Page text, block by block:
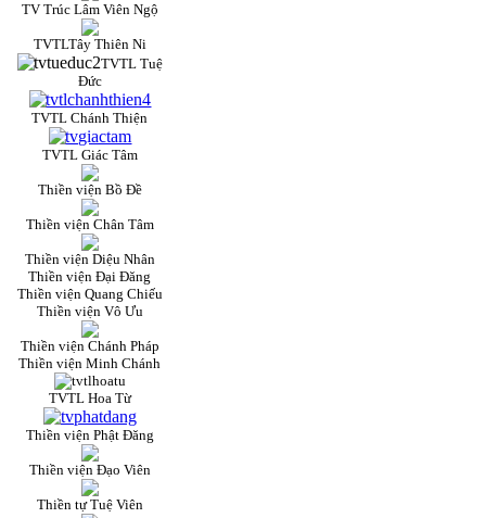
TV Trúc Lâm Viên Ngộ
TVTLTây Thiên Ni
TVTL Tuệ
Đức
TVTL Chánh Thiện
TVTL Giác Tâm
Thiền viện Bồ Đề
Thiền viện Chân Tâm
Thiền viện Diệu Nhân
Thiền viện Đại Đăng
Thiền viện Quang Chiếu
Thiền viện Vô Ưu
Thiền viện Chánh Pháp
Thiền viện Minh Chánh
TVTL Hoa Từ
Thiền viện Phật Đăng
Thiền viện Đạo Viên
Thiền tự Tuệ Viên